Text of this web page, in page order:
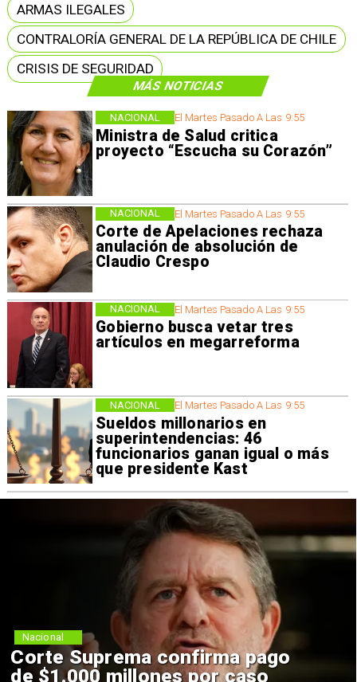
MÁS NOTICIAS
El Martes Pasado A Las 9:55
Ministra de Salud critica
proyecto “Escucha su Corazón”
NACIONAL
El Martes Pasado A Las 9:55
Corte de Apelaciones rechaza
anulación de absolución de
Claudio Crespo
NACIONAL
El Martes Pasado A Las 9:55
Gobierno busca vetar tres
artículos en megarreforma
NACIONAL
El Martes Pasado A Las 9:55
Sueldos millonarios en
superintendencias: 46
funcionarios ganan igual o más
que presidente Kast
NACIONAL
ARMAS ILEGALES
CONTRALORÍA GENERAL DE LA REPÚBLICA DE CHILE
CRISIS DE SEGURIDAD
Corte Suprema confirma pago
de $1.000 millones por caso
Nacional